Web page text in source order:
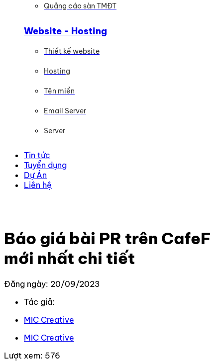
Quảng cáo sàn TMĐT
Website - Hosting
Thiết kế website
Hosting
Tên miền
Email Server
Server
Tin tức
Tuyển dụng
Dự Án
Liên hệ
Báo giá bài PR trên CafeF
mới nhất chi tiết
Đăng ngày: 20/09/2023
Tác giả:
MIC Creative
MIC Creative
Lượt xem: 576